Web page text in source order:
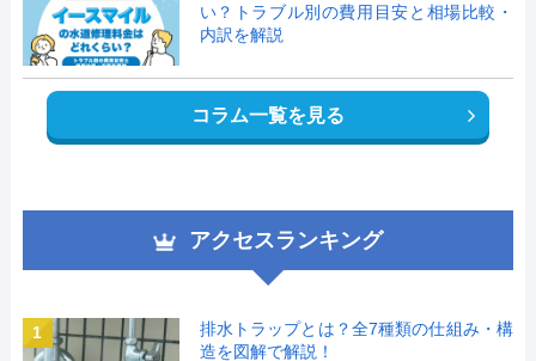
い？トラブル別の費用目安と相場比較・
内訳を解説
コラム一覧を見る
アクセスランキング
1
排水トラップとは？全7種類の仕組み・構
造を図解で解説！